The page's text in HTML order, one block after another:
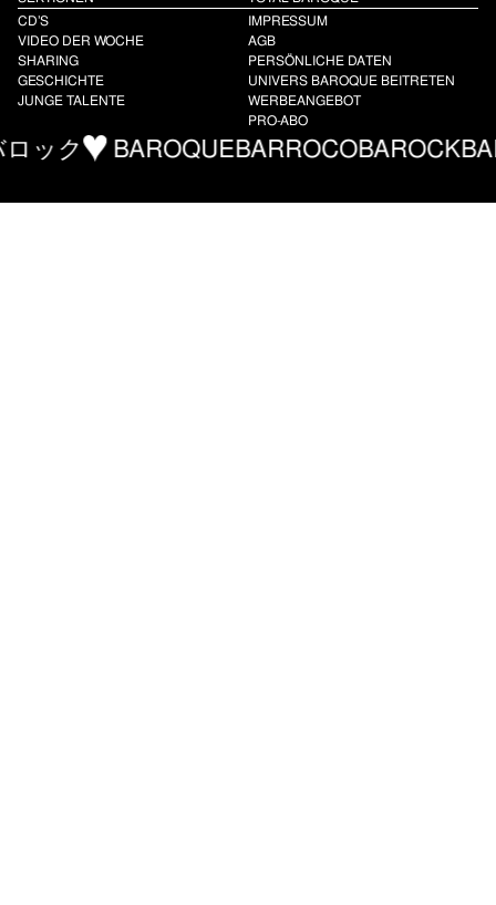
CD’S
VIDEO DER WOCHE
SHARING
GESCHICHTE
JUNGE TALENTE
IMPRESSUM
AGB
PERSÖNLICHE DATEN
UNIVERS BAROQUE BEITRETEN
WERBEANGEBOT
PRO-ABO
ク BAROQUEBARROCOBAROCK